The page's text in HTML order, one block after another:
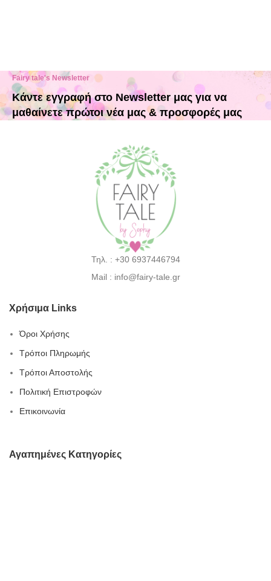
Fairy tale's Newsletter
Κάντε εγγραφή στο Newsletter μας για να
μαθαίνετε πρώτοι νέα μας & προσφορές μας
Τηλ. : +30 6937446794
Mail : info@fairy-tale.gr
Χρήσιμα Links
Όροι Χρήσης
Τρόποι Πληρωμής
Τρόποι Αποστολής
Πολιτική Επιστροφών
Επικοινωνία
Αγαπημένες Κατηγορίες